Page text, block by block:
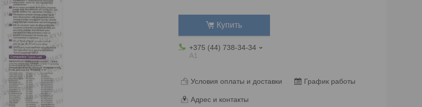
Купить
+375 (44) 738-34-34
А1
Условия оплаты и доставки График работы
Адрес и контакты